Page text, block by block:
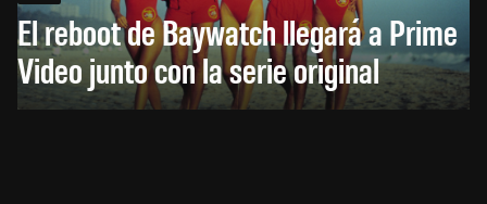
El reboot de Baywatch llegará a Prime
Video junto con la serie original